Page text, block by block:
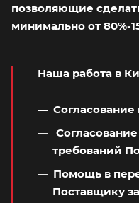
позволяющие
минимально от 80%-
Наша работа в
Согласование
требований
Помощь в
Поставщику